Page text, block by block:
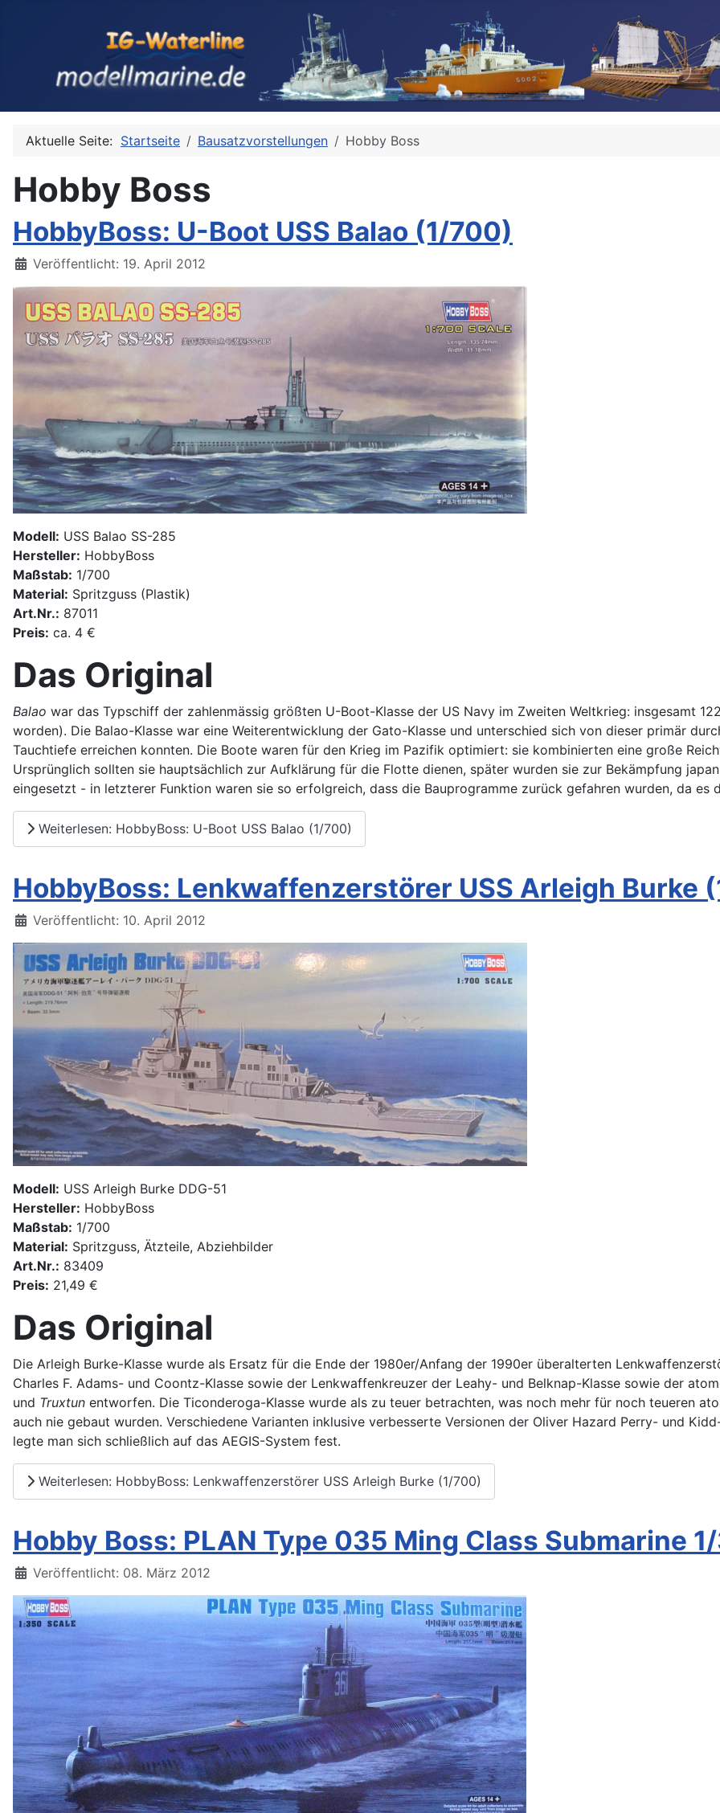
Aktuelle Seite: Startseite Bausatzvorstellungen Hobby Boss
Hobby Boss
HobbyBoss: U-Boot USS Balao (1/700)
Details
Veröffentlicht: 19. April 2012
Modell: USS Balao SS-285
Hersteller: HobbyBoss
Maßstab: 1/700
Material: Spritzguss (Plastik)
Art.Nr.: 87011
Preis: ca. 4 €
Das Original
Balao war das Typschiff der zahlenmässig größten U-Boot-Klasse der US Navy im Zweiten Weltkrieg: insgesamt
worden). Die Balao-Klasse war eine Weiterentwicklung der Gato-Klasse und unterschied sich von dieser primär
Tauchtiefe erreichen konnten. Die Boote waren für den Krieg im Pazifik optimiert: sie kombinierten eine große
Ursprünglich sollten sie hauptsächlich zur Aufklärung für die Flotte dienen, später wurden sie zur Bekämpfung
eingesetzt - in letzterer Funktion waren sie so erfolgreich, dass die Bauprogramme zurück gefahren wurden, da es
Weiterlesen: HobbyBoss: U-Boot USS Balao (1/700)
HobbyBoss: Lenkwaffenzerstörer USS Arleigh Burke
Details
Veröffentlicht: 10. April 2012
Modell: USS Arleigh Burke DDG-51
Hersteller: HobbyBoss
Maßstab: 1/700
Material: Spritzguss, Ätzteile, Abziehbilder
Art.Nr.: 83409
Preis: 21,49 €
Das Original
Die Arleigh Burke-Klasse wurde als Ersatz für die Ende der 1980er/Anfang der 1990er überalterten
Charles F. Adams- und Coontz-Klasse sowie der Lenkwaffenkreuzer der Leahy- und Belknap-Klasse sowie der
und Truxtun entworfen. Die Ticonderoga-Klasse wurde als zu teuer betrachten, was noch mehr für noch teueren
auch nie gebaut wurden. Verschiedene Varianten inklusive verbesserte Versionen der Oliver Hazard Perry- und
legte man sich schließlich auf das AEGIS-System fest.
Weiterlesen: HobbyBoss: Lenkwaffenzerstörer USS Arleigh Burke (1/700)
Hobby Boss: PLAN Type 035 Ming Class Submarine
Details
Veröffentlicht: 08. März 2012